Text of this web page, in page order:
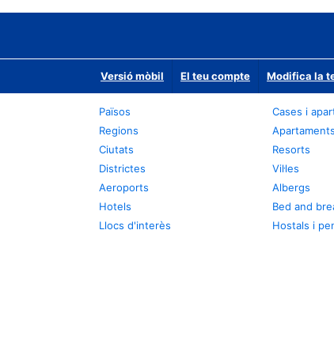
Versió mòbil El teu compte Modifica la
Països
Regions
Ciutats
Districtes
Aeroports
Hotels
Llocs d'interès
Cases i
Apartaments
Resorts
Vil·les
Albergs
Bed and
Hostals i